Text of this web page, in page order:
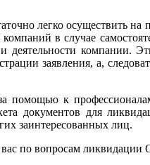
легко осуществить
в случае
компании.
заявления, а,
помощью к
документов для
заинтересованных лиц.
по вопросам